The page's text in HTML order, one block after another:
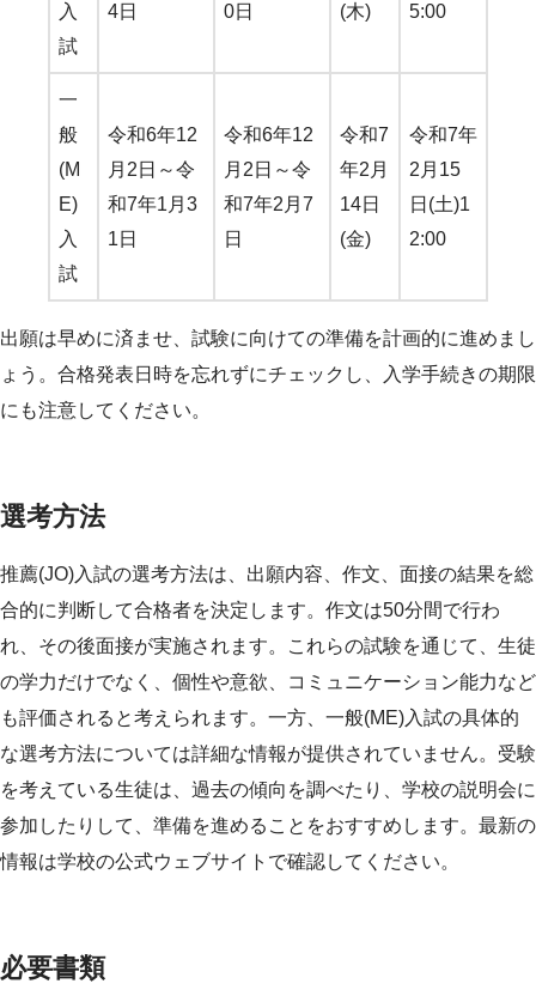
入
試
4日
0日
(木)
5:00
一
般
(M
E)
入
試
令和6年12
月2日～令
和7年1月3
1日
令和6年12
月2日～令
和7年2月7
日
令和7
年2月
14日
(金)
令和7年
2月15
日(土)1
2:00
出願は早めに済ませ、試験に向けての準備を計画的に進めまし
ょう。合格発表日時を忘れずにチェックし、入学手続きの期限
にも注意してください。
選考方法
推薦(JO)入試の選考方法は、出願内容、作文、面接の結果を総
合的に判断して合格者を決定します。作文は50分間で行わ
れ、その後面接が実施されます。これらの試験を通じて、生徒
の学力だけでなく、個性や意欲、コミュニケーション能力など
も評価されると考えられます。一方、一般(ME)入試の具体的
な選考方法については詳細な情報が提供されていません。受験
を考えている生徒は、過去の傾向を調べたり、学校の説明会に
参加したりして、準備を進めることをおすすめします。最新の
情報は学校の公式ウェブサイトで確認してください。
必要書類